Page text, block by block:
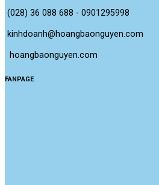
(028) 36 088 688 - 0901295998
kinhdoanh@hoangbaonguyen.com
hoangbaonguyen.com
FANPAGE